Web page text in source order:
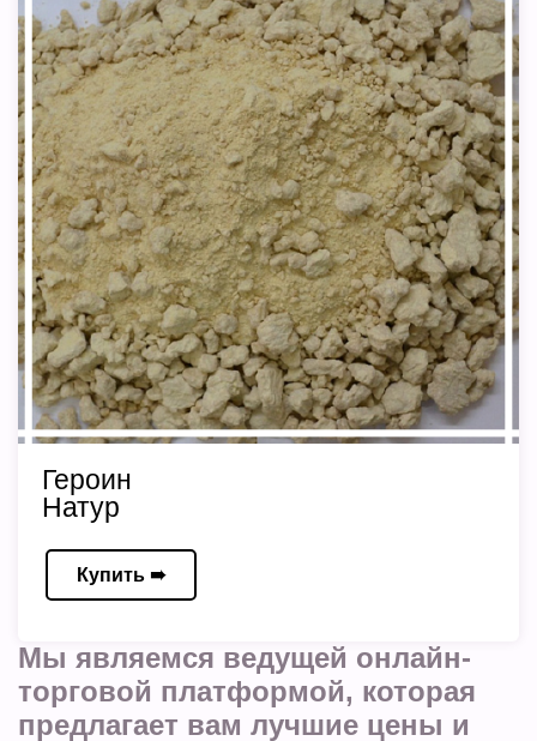
Героин
Натур
Купить ➠
Мы являемся ведущей онлайн-
торговой платформой, которая
предлагает вам лучшие цены и